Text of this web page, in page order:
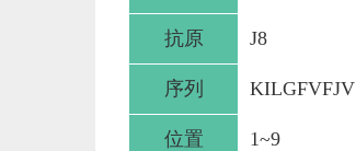
抗原 J8
序列 KILGFVFJV
位置 1~9